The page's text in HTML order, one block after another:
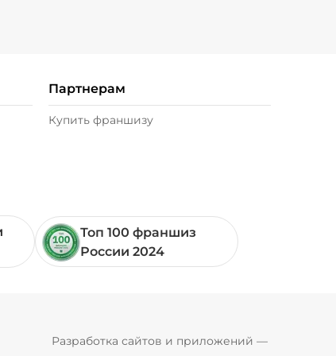
Партнерам
Купить франшизу
Топ 100 франшиз
России 2024
Разработка сайтов и приложений —